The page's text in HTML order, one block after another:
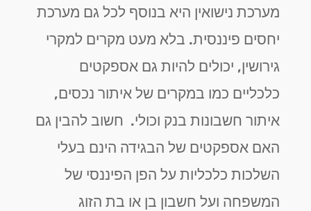
מערכת נישואין היא בנוסף לכל גם מערכת
יחסים פיננסית. בלא מעט מקרים למקרי
גירושין, יכולים להיות גם אספקטים
כלכליים כמו במקרים של איתור נכסים,
איתור חשבונות בנק וכולי. חשוב להבין גם
האם אספקטים של הבגידה הינם בעלי
השלכות כלכליות על הפן הפיננסי של
המשפחה ועל חשבון בן או בת הזוג